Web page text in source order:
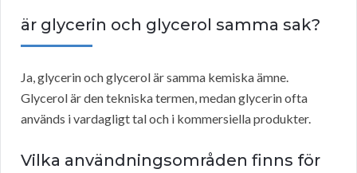
är glycerin och glycerol samma sak?
Ja, glycerin och glycerol är samma kemiska ämne.
Glycerol är den tekniska termen, medan glycerin ofta
används i vardagligt tal och i kommersiella produkter.
Vilka användningsområden finns för